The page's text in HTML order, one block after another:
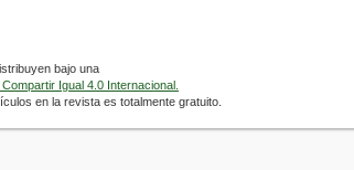
bajo una
Igual 4.0 Internacional.
en la revista es totalmente gratuito.